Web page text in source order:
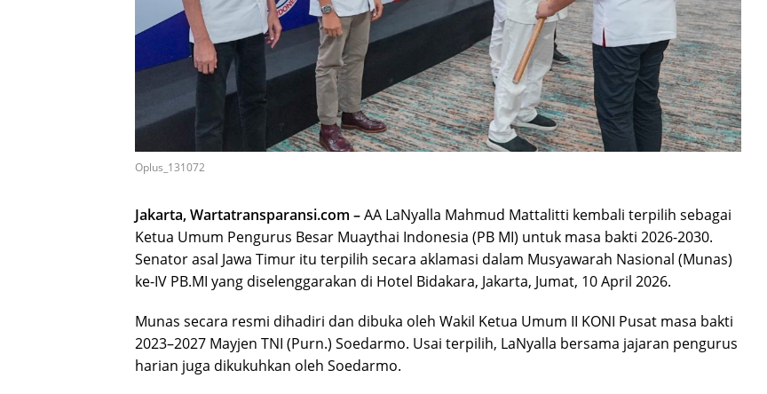
Oplus_131072
Jakarta, Wartatransparansi.com –AA LaNyalla Mahmud Mattalitti kembali terpilih sebagai
Ketua Umum Pengurus Besar Muaythai Indonesia (PB MI) untuk masa bakti 2026-2030.
Senator asal Jawa Timur itu terpilih secara aklamasi dalam Musyawarah Nasional (Munas)
ke-IV PB.MI yang diselenggarakan di Hotel Bidakara, Jakarta, Jumat, 10 April 2026.
Munas secara resmi dihadiri dan dibuka oleh Wakil Ketua Umum II KONI Pusat masa bakti
2023–2027 Mayjen TNI (Purn.) Soedarmo. Usai terpilih, LaNyalla bersama jajaran pengurus
harian juga dikukuhkan oleh Soedarmo.